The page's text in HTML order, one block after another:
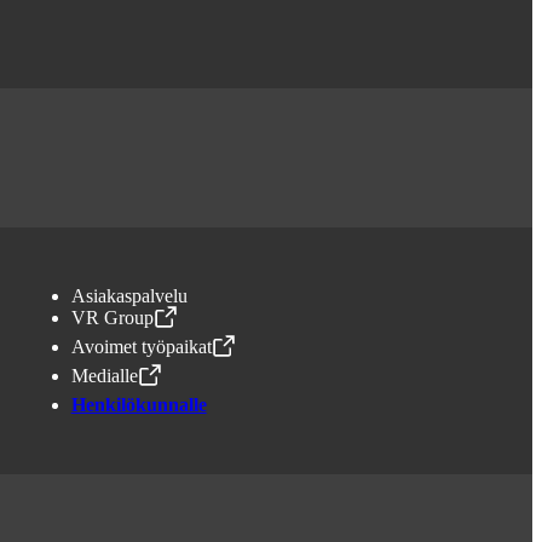
Asiakaspalvelu
VR Group
,Avataan uudessa välilehdessä
Avoimet työpaikat
,Avataan uudessa välilehdessä
Medialle
,Avataan uudessa välilehdessä
Henkilökunnalle